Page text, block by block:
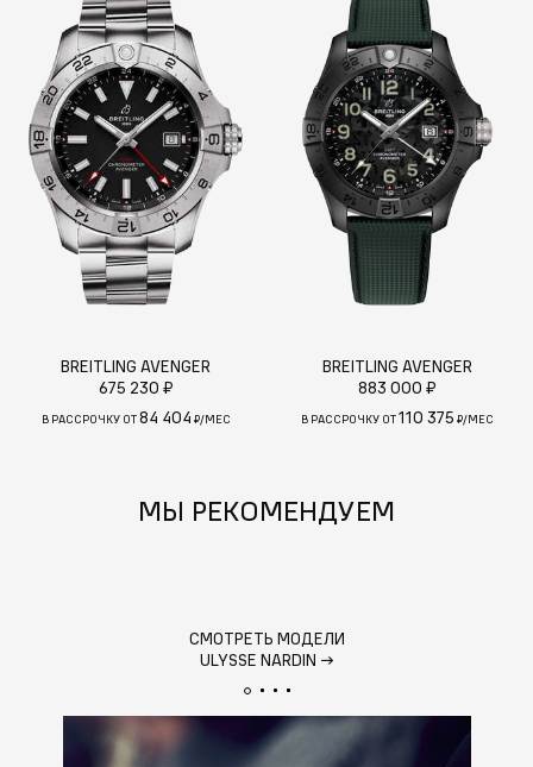
BREITLING AVENGER
675 230 ₽
В РАССРОЧКУ ОТ84 404 ₽/МЕС
BREITLING AVENGER
883 000 ₽
В РАССРОЧКУ ОТ110 375 ₽/МЕС
МЫ РЕКОМЕНДУЕМ
СМОТРЕТЬ МОДЕЛИ
ULYSSE NARDIN →